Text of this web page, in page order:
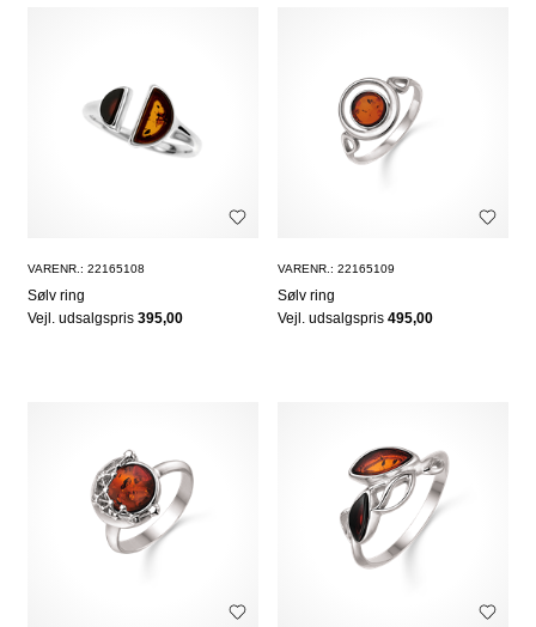
VARENR.: 22165108
Sølv ring
Vejl. udsalgspris 395,00
VARENR.: 22165109
Sølv ring
Vejl. udsalgspris495,00